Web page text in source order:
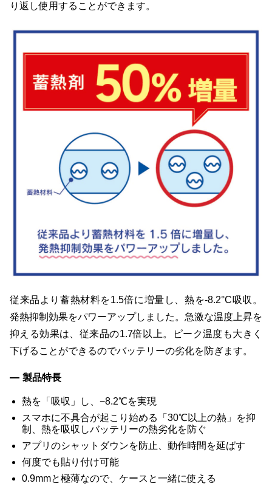
り返し使用することができます。
従来品より蓄熱材料を1.5倍に増量し、熱を-8.2°C吸収。
発熱抑制効果をパワーアップしました。急激な温度上昇を
抑える効果は、従来品の1.7倍以上。ピーク温度も大きく
下げることができるのでバッテリーの劣化を防ぎます。
製品特長
熱を「吸収」し、−8.2℃を実現
スマホに不具合が起こり始める「30℃以上の熱」を抑
制、熱を吸収しバッテリーの熱劣化を防ぐ
アプリのシャットダウンを防止、動作時間を延ばす
何度でも貼り付け可能
0.9mmと極薄なので、ケースと一緒に使える